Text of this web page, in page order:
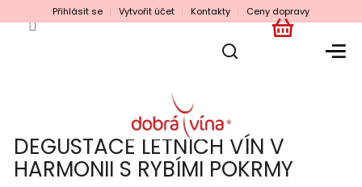
na
Přihlásit se Vytvořit účet Kontakty Ceny dopravy
NÁKUPNÍ
DEGUSTACE LETNÍCH VÍN V
HARMONII S RYBÍMI POKRMY